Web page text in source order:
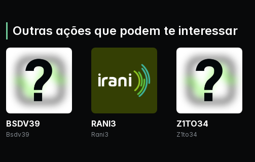
Outras ações que podem te interessar
BSDV39
Bsdv39
RANI3
Rani3
Z1TO34
Z1to34